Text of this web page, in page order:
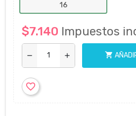
16
$7.140 Impuestos
remove add shopping_cart
favorite_border